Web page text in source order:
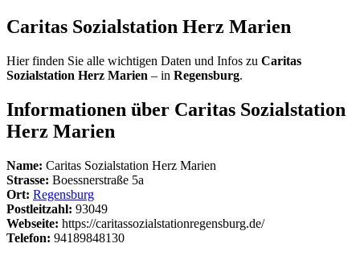
Caritas Sozialstation Herz Marien
Hier finden Sie alle wichtigen Daten und Infos zu Caritas
Sozialstation Herz Marien – in Regensburg.
Informationen über Caritas Sozialstation
Herz Marien
Name: Caritas Sozialstation Herz Marien
Strasse: Boessnerstraße 5a
Ort: Regensburg
Postleitzahl: 93049
Webseite: https://caritassozialstationregensburg.de/
Telefon: 94189848130